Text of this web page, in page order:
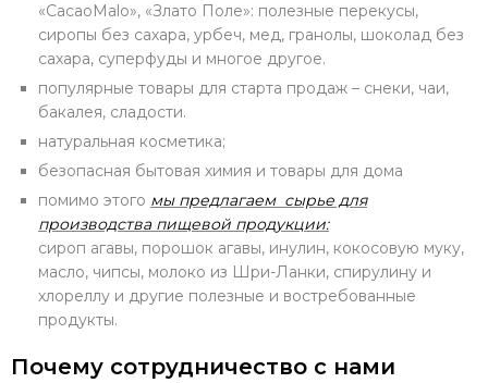
«CacaoMalo», «Злато Поле»: полезные перекусы,
сиропы без сахара, урбеч, мед, гранолы, шоколад без
сахара, суперфуды и многое другое.
популярные товары для старта продаж – снеки, чаи,
бакалея, сладости.
натуральная косметика;
безопасная бытовая химия и товары для дома
помимо этого мы предлагаем сырье для
производства пищевой продукции:
сироп агавы, порошок агавы, инулин, кокосовую муку,
масло, чипсы, молоко из Шри-Ланки, спирулину и
хлореллу и другие полезные и востребованные
продукты.
Почему сотрудничество с нами